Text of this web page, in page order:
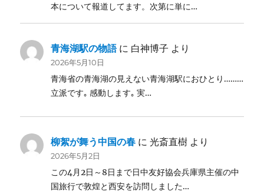
本について報道してます。次第に単に…
青海湖駅の物語に 白神博子 より
2026年5月10日
青海省の青海湖の見えない青海湖駅におひとり………
立派です｡ 感動します｡ 実…
柳絮が舞う中国の春 に光斎直樹 より
2026年5月2日
この4月2日～8日まで日中友好協会兵庫県主催の中
国旅行で敦煌と西安を訪問しました…